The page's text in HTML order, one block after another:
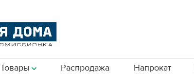
Товары Распродажа Напрокат